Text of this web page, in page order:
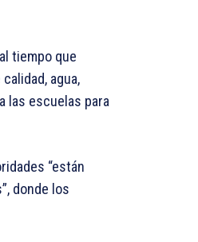
tiempo que
agua,
las escuelas para
“están
donde los